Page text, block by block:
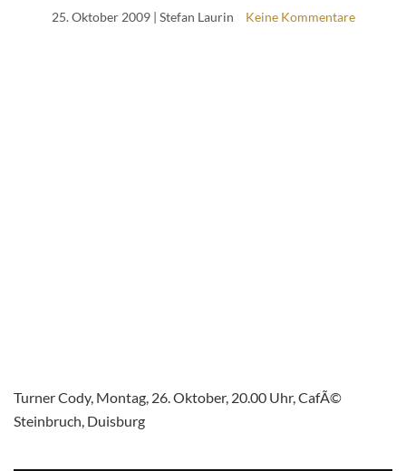
25. Oktober 2009| Stefan Laurin Keine Kommentare
Turner Cody, Montag, 26. Oktober, 20.00 Uhr, CafÃ©
Steinbruch, Duisburg